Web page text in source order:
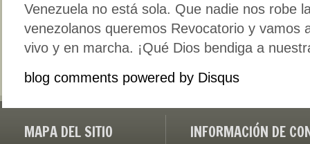
Venezuela no está sola. Que nadie nos robe
venezolanos queremos Revocatorio y vamos
vivo y en marcha. ¡Qué Dios bendiga a
blog comments powered by Disqus
MAPA DEL SITIO INFORMACIÓN DE